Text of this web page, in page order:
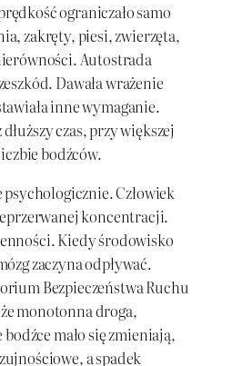
ograniczało samo
zakręty, piesi, zwierzęta,
Autostrada
Dawała wrażenie
inne wymaganie.
czas, przy większej
bodźców.
Człowiek
koncentracji.
Kiedy środowisko
zaczyna odpływać.
Bezpieczeństwa Ruchu
monotonna droga,
mało się zmieniają,
a spadek